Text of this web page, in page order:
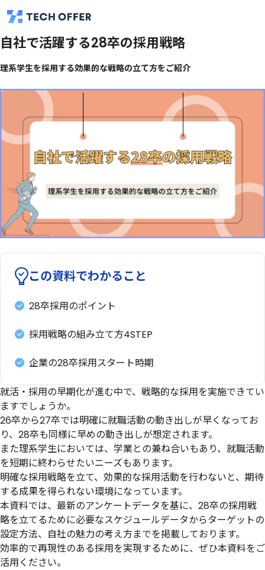
自社で活躍する28卒の採用戦略
理系学生を採用する効果的な戦略の立て方をご紹介
この資料でわかること
28卒採用のポイント
採用戦略の組み立て方4STEP
企業の28卒採用スタート時期
就活・採用の早期化が進む中で、戦略的な採用を実施できてい
ますでしょうか。
26卒から27卒では明確に就職活動の動き出しが早くなってお
り、28卒も同様に早めの動き出しが想定されます。
また理系学生においては、学業との兼ね合いもあり、就職活動
を短期に終わらせたいニーズもあります。
明確な採用戦略を立て、効果的な採用活動を行わないと、期待
する成果を得られない環境になっています。
本資料では、最新のアンケートデータを基に、28卒の採用戦
略を立てるために必要なスケジュールデータからターゲットの
設定方法、自社の魅力の考え方までを掲載しております。
効率的で再現性のある採用を実現するために、ぜひ本資料をご
活用ください。